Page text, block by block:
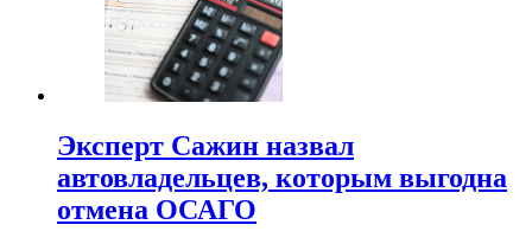
Эксперт Сажин назвал
автовладельцев, которым выгодна
отмена ОСАГО